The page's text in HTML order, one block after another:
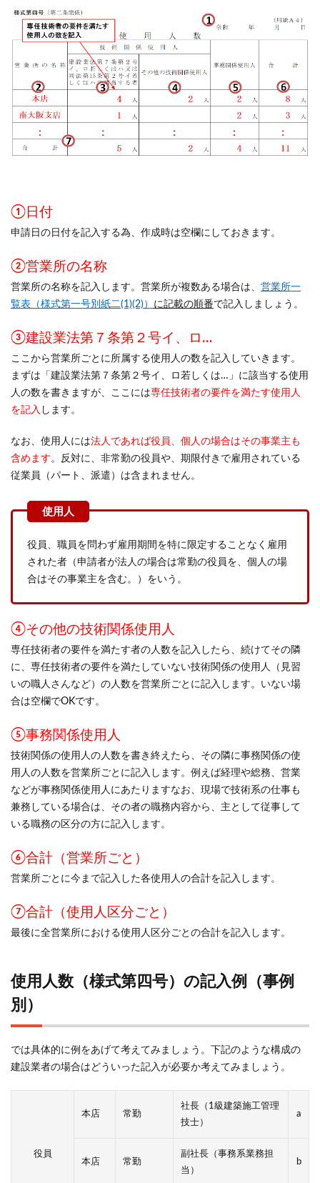
①日付
申請日の日付を記入する為、作成時は空欄にしておきます。
②営業所の名称
営業所の名称を記入します。営業所が複数ある場合は、 営業所一
覧表（様式第一号別紙二(1)(2)） に記載の順番で記入しましょう。
③建設業法第７条第２号イ、ロ…
ここから営業所ごとに所属する使用人の数を記入していきます。
まずは「建設業法第７条第２号イ、ロ若しくは…」に該当する使用
人の数を書きますが、ここには専任技術者の要件を満たす使用人
を記入 します。
なお、使用人には法人であれば役員、個人の場合はその事業主も
含めます。反対に、非常勤の役員や、期限付きで雇用されている
従業員（パート、派遣）は含まれません。
役員、職員を問わず雇用期間を特に限定することなく雇用
された者（申請者が法人の場合は常勤の役員を、個人の場
合はその事業主を含む。）をいう。
④その他の技術関係使用人
専任技術者の要件を満たす者の人数を記入したら、続けてその隣
に、専任技術者の要件を満たしていない技術関係の使用人（見習
いの職人さんなど）の人数を営業所ごとに記入します。いない場
合は空欄でOKです。
⑤事務関係使用人
技術関係の使用人の人数を書き終えたら、その隣に事務関係の使
用人の人数を営業所ごとに記入します。例えば経理や総務、営業
などが事務関係使用人にあたりますなお、現場で技術系の仕事も
兼務している場合は、その者の職務内容から、主として従事して
いる職務の区分の方に記入します。
⑥合計（営業所ごと）
営業所ごとに今まで記入した各使用人の合計を記入します。
⑦合計（使用人区分ごと）
最後に全営業所における使用人区分ごとの合計を記入します。
使用人数（様式第四号）の記入例（事例
別）
では具体的に例をあげて考えてみましょう。下記のような構成の
建設業者の場合はどういった記入が必要か考えてみましょう。
役員
本店 常勤
社長（1級建築施工管理
技士）
a
本店 常勤
副社長（事務系業務担
当）
b